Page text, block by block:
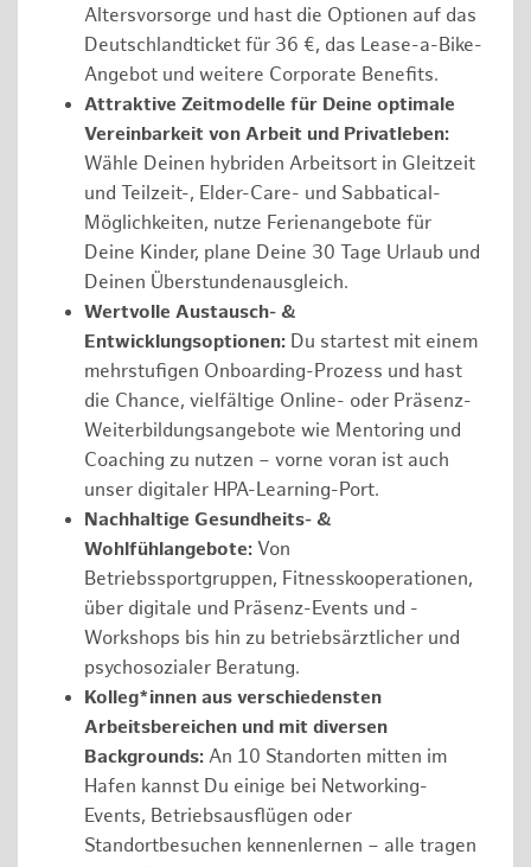
Altersvorsorge und hast die Optionen auf das
Deutschlandticket für 36 €, das Lease-a-Bike-
Angebot und weitere Corporate Benefits.
Attraktive Zeitmodelle für Deine optimale
Vereinbarkeit von Arbeit und Privatleben:
Wähle Deinen hybriden Arbeitsort in Gleitzeit
und Teilzeit-, Elder-Care- und Sabbatical-
Möglichkeiten, nutze Ferienangebote für
Deine Kinder, plane Deine 30 Tage Urlaub und
Deinen Überstundenausgleich.
Wertvolle Austausch- &
Entwicklungsoptionen: Du startest mit einem
mehrstufigen Onboarding-Prozess und hast
die Chance, vielfältige Online- oder Präsenz-
Weiterbildungsangebote wie Mentoring und
Coaching zu nutzen – vorne voran ist auch
unser digitaler HPA-Learning-Port.
Nachhaltige Gesundheits- &
Wohlfühlangebote: Von
Betriebssportgruppen, Fitnesskooperationen,
über digitale und Präsenz-Events und -
Workshops bis hin zu betriebsärztlicher und
psychosozialer Beratung.
Kolleg*innen aus verschiedensten
Arbeitsbereichen und mit diversen
Backgrounds: An 10 Standorten mitten im
Hafen kannst Du einige bei Networking-
Events, Betriebsausflügen oder
Standortbesuchen kennenlernen – alle tragen